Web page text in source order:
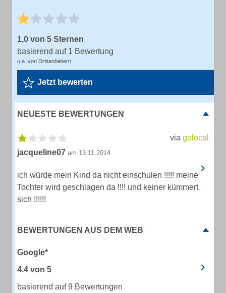
1,0 von 5 Sternen
basierend auf 1 Bewertung
u.a. von Drittanbietern
Jetzt bewerten
NEUESTE BEWERTUNGEN
via golocal
jacqueline07 am 13.11.2014
ich würde mein Kind da nicht einschulen !!!!! meine
Tochter wird geschlagen da !!!! und keiner kümmert
sich !!!!!!
BEWERTUNGEN AUS DEM WEB
Google*
4.4 von 5
basierend auf 9 Bewertungen